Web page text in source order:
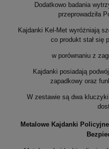
Dodatkowo badania
przeprowadziła
Kajdanki Kel-Met wyróżniają
co produkt stał się
w porównaniu z
Kajdanki posiadają
zapadkowy oraz
W zestawie są dwa
Metalowe Kajdanki